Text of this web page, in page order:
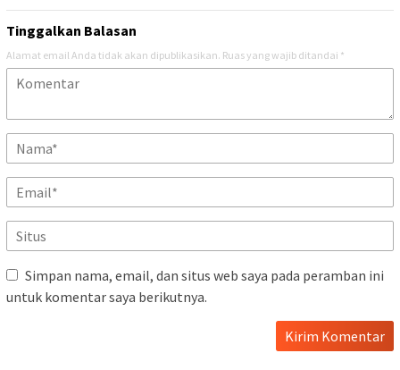
Tinggalkan Balasan
Alamat email Anda tidak akan dipublikasikan. Ruas yang wajib ditandai *
Simpan nama, email, dan situs web saya pada peramban ini
untuk komentar saya berikutnya.